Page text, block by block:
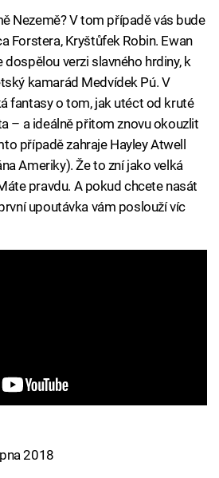
Nezemě? V tom případě vás bude
Forstera, Kryštůfek Robin. Ewan
verzi slavného hrdiny, k
kamarád Medvídek Pú. V
fantasy o tom, jak utéct od kruté
– a ideálně přitom znovu okouzlit
případě zahraje Hayley Atwell
Ameriky). Že to zní jako velká
pravdu. A pokud chcete nasát
upoutávka vám poslouží víc
2018